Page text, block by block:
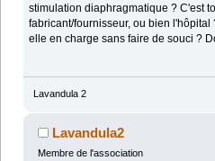
stimulation diaphragmatique ? C'est
fabricant/fournisseur, ou bien l'hôpital
elle en charge sans faire de souci ?
Lavandula 2
Lavandula2
Membre de l'association